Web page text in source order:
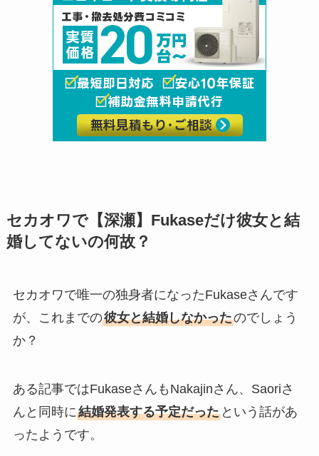
セカオワで【深瀬】Fukaseだけ彼女と結
婚してないの何故？
セカオワで唯一の独身者になったFukaseさんです
が、これまでの彼女と結婚しなかったのでしょう
か？
ある記事ではFukaseさんもNakajinさん、Saoriさ
んと同時に結婚発表する予定だったという話があ
ったようです。